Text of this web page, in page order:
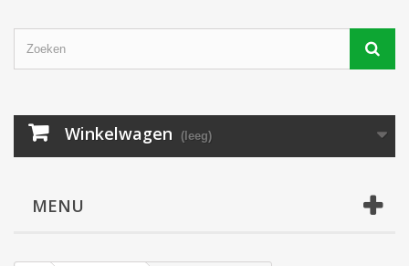
Winkelwagen (leeg)
MENU